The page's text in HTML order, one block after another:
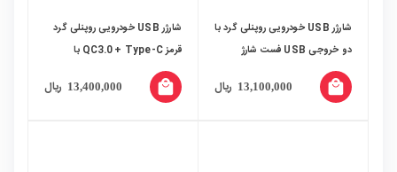
شارژر USB خودرویی روپنلی گرد با
دو خروجی USB فست شارژ
QC3.0 ولتاژ و کلید ON/OFF
13,100,000 ریال local_mall
شارژر USB خودرویی روپنلی گرد
قرمز QC3.0 + Type-C با
نمایشگر ولتاژ و کلید ON/OFF
13,400,000 ریال local_mall